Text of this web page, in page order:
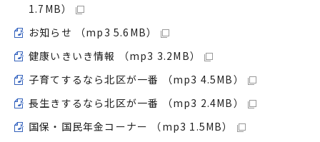
1.7MB）
お知らせ （mp3 5.6MB）
健康いきいき情報 （mp3 3.2MB）
子育てするなら北区が一番 （mp3 4.5MB）
長生きするなら北区が一番 （mp3 2.4MB）
国保・国民年金コーナー （mp3 1.5MB）